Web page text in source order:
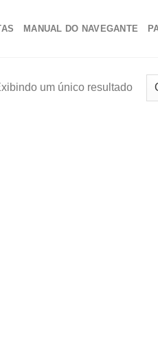
MANUAL DO NAVEGANTE
um único resultado